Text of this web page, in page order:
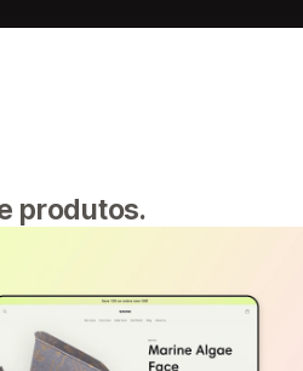
produtos.